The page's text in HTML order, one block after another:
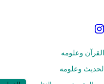
القرآن وعلومه
الحديث وعلومه